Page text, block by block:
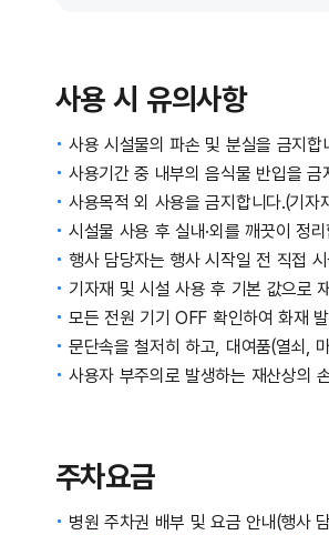
사용 시 유의사항
사용 시설물의 파손 및 분실을 금지합
사용기간 중 내부의 음식물 반입을 금
사용목적 외 사용을 금지합니다.(기
시설물 사용 후 실내·외를 깨끗이 정
행사 담당자는 행사 시작일 전 직접
기자재 및 시설 사용 후 기본 값으로
모든 전원 기기 OFF 확인하여 화재
문단속을 철저히 하고, 대여품(열쇠,
사용자 부주의로 발생하는 재산상의
주차요금
병원 주차권 배부 및 요금 안내(행사